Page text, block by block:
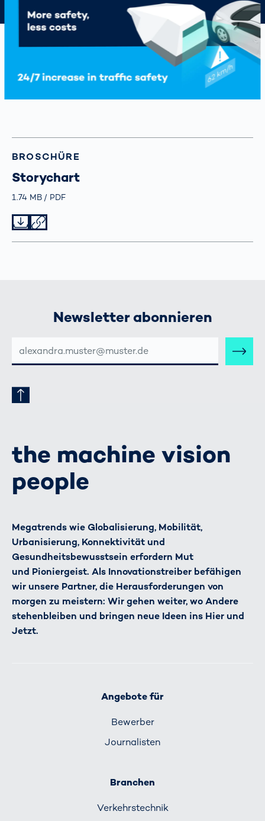
BROSCHÜRE
Storychart
Größe
1.74 MB TypPDF
Newsletter abonnieren
MAIL-
ADRESSE
the machine vision
people
Megatrends wie Globalisierung, Mobilität,
Urbanisierung, Konnektivität und
Gesundheitsbewusstsein erfordern Mut
und Pioniergeist. Als Innovationstreiber befähigen
wir unsere Partner, die Herausforderungen von
morgen zu meistern: Wir gehen weiter, wo Andere
stehenbleiben und bringen neue Ideen ins Hier und
Jetzt.
Angebote für
Bewerber
Journalisten
Branchen
Verkehrs­technik